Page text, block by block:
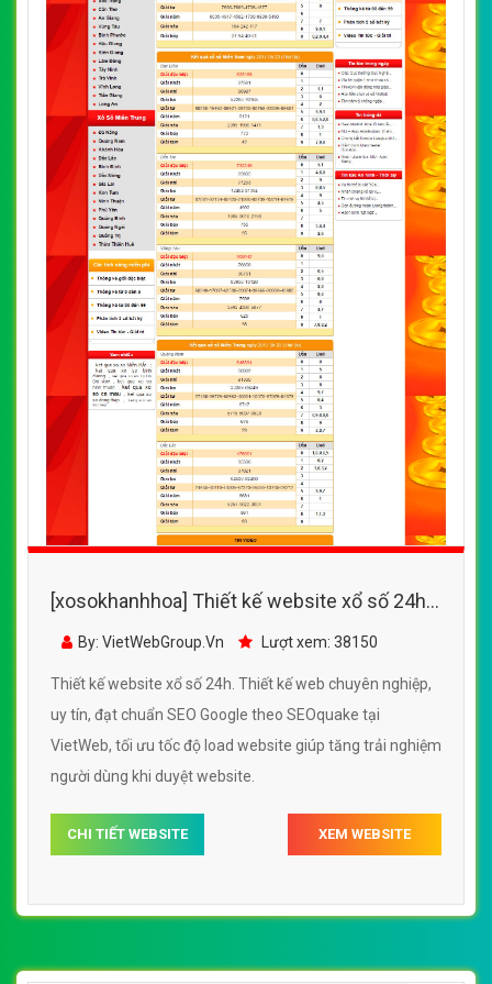
[xosokhanhhoa] Thiết kế website xổ số 24h
đẹp, chuyên nghiệp chuẩn SEO
By: VietWebGroup.Vn Lượt xem: 38150
Thiết kế website xổ số 24h. Thiết kế web chuyên nghiệp,
uy tín, đạt chuẩn SEO Google theo SEOquake tại
VietWeb, tối ưu tốc độ load website giúp tăng trải nghiệm
người dùng khi duyệt website.
CHI TIẾT WEBSITE XEM WEBSITE